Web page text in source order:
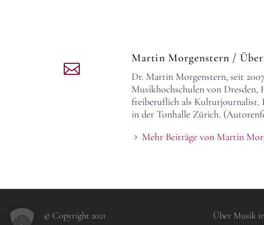
Martin Morgenstern /
Dr. Martin Morgenstern, seit
Musikhochschulen von
freiberuflich als Kulturjournalist.
in der Tonhalle Zürich.
Mehr Beiträge von Martin
Über Musik
© Copyright 2021